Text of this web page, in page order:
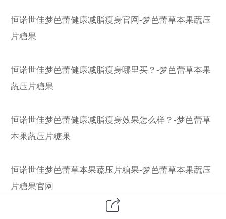
恒诺世佳梦芭蕾健康减脂瘦身官网-梦芭蕾草本果蔬压
片糖果
恒诺世佳梦芭蕾健康减脂瘦身哪里买？-梦芭蕾草本果
蔬压片糖果
恒诺世佳梦芭蕾健康减脂瘦身效果怎么样？-梦芭蕾草
本果蔬压片糖果
恒诺世佳梦芭蕾草本果蔬压片糖果-梦芭蕾草本果蔬压
片糖果官网